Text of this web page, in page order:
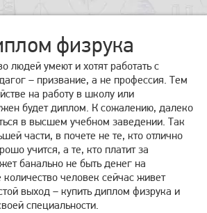
физрука
людей умеют и хотят работать с
– призвание, а не профессия. Тем
на работу в школу или
будет диплом. К сожалению, далеко
в высшем учебном заведении. Так
части, в почете не те, кто отлично
учится, а те, кто платит за
банально не быть денег на
человек сейчас живет
выход – купить диплом физрука и
специальности.